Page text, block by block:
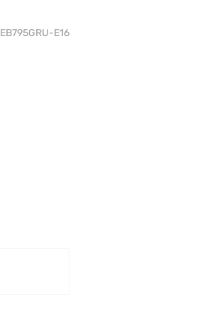
EB795GRU-E16